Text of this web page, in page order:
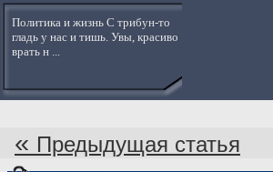
Политика и жизнь С трибун-то
гладь у нас и тишь. Увы, красиво
врать н ...
« Предыдущая статья